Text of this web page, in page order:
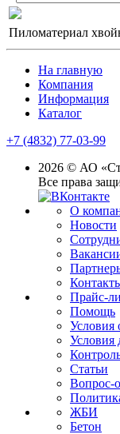
Пиломатериал
На главную
Компания
Информация
Каталог
+7 (4832) 77-03-99
2026 © АО
Все права
О
Новости
Прайс-
Помощь
Условия
Условия
Статьи
Вопрос-
ЖБИ
Бетон